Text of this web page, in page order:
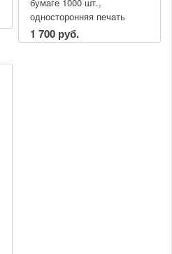
односторонняя печать
1 700 руб.